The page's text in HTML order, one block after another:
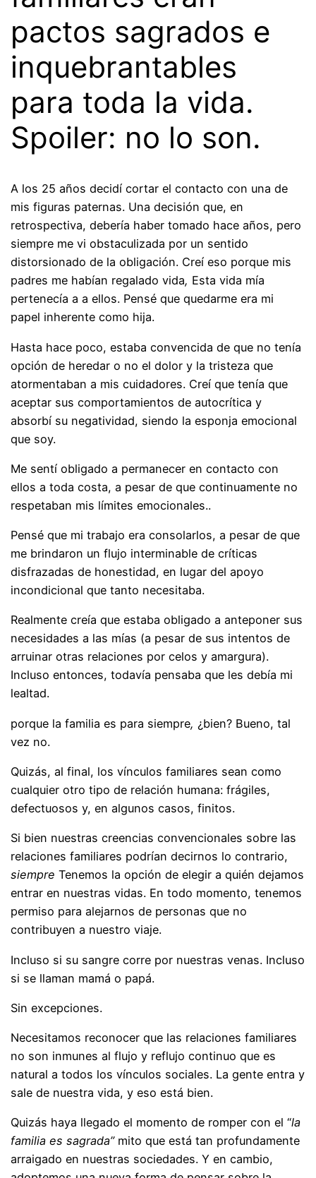
pactos sagrados e
inquebrantables
para toda la vida.
Spoiler: no lo son.
A los 25 años decidí cortar el contacto con una de
mis figuras paternas. Una decisión que, en
retrospectiva, debería haber tomado hace años, pero
siempre me vi obstaculizada por un sentido
distorsionado de la obligación. Creí eso porque mis
padres me habían regaladovida, Esta vida mía
pertenecía a a ellos. Pensé que quedarme era mi
papel inherente como hija.
Hasta hace poco, estaba convencida de que no tenía
opción de heredar o no el dolor y la tristeza que
atormentaban a mis cuidadores. Creí que tenía que
aceptar sus comportamientos de autocrítica y
absorbí su negatividad, siendo la esponja emocional
que soy.
Me sentí obligado a permanecer en contacto con
ellos a toda costa, a pesar de que continuamente no
respetaban mis límites emocionales..
Pensé que mi trabajo era consolarlos, a pesar de que
me brindaron un flujo interminable de críticas
disfrazadas de honestidad, en lugar del apoyo
incondicional que tanto necesitaba.
Realmente creía que estaba obligado a anteponer sus
necesidades a las mías (a pesar de sus intentos de
arruinar otras relaciones por celos y amargura).
Incluso entonces, todavía pensaba que les debía mi
lealtad.
porque la familia es para siempre, ¿bien? Bueno, tal
vez no.
Quizás, al final, los vínculos familiares sean como
cualquier otro tipo de relación humana: frágiles,
defectuosos y, en algunos casos, finitos.
Si bien nuestras creencias convencionales sobre las
relaciones familiares podrían decirnos lo contrario,
siempreTenemos la opción de elegir a quién dejamos
entrar en nuestras vidas. En todo momento, tenemos
permiso para alejarnos de personas que no
contribuyen a nuestro viaje.
Incluso si su sangre corre por nuestras venas. Incluso
si se llaman mamá o papá.
Sin excepciones.
Necesitamos reconocer que las relaciones familiares
no son inmunes al flujo y reflujo continuo que es
natural a todos los vínculos sociales. La gente entra y
sale de nuestra vida, y eso está bien.
Quizás haya llegado el momento de romper con el “la
familia es sagrada” mito que está tan profundamente
arraigado en nuestras sociedades. Y en cambio,